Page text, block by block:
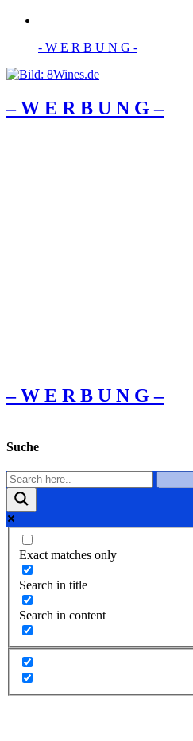
- W Ε R Β U Ν G -
– W Ε R Β U Ν G –
– W Ε R Β U Ν G –
Suche
Exact matches only
Search in title
Search in content